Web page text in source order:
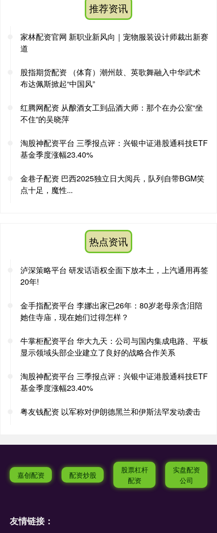
推荐资讯
家林配资官网 新职业新风向｜宠物服装设计师裁出新赛
道
股指期货配资 （体育）潮州鼓、英歌舞融入中华武术
布达佩斯掀起“中国风”
红腾网配资 从酿酒女工到品酒大师：那个在办公室“坐
不住”的吴晓萍
淘股神配资平台 三季报点评：兴银中证港股通科技ETF
基金季度涨幅23.40%
金巷子配资 巴西2025独立日大阅兵，队列自带BGM笑
点十足，魔性...
热点资讯
泸深策略平台 研发话语权全面下放本土，上汽通用再签
20年!
金手指配资平台 李娜出家已26年：80岁老母亲含泪陪
她住寺庙，现在她们过得怎样？
牛掌柜配资平台 华大九天：公司与国内集成电路、平板
显示领域头部企业建立了良好的战略合作关系
淘股神配资平台 三季报点评：兴银中证港股通科技ETF
基金季度涨幅23.40%
粤友钱配资 以军称对伊朗德黑兰和伊斯法罕发动袭击
嘉创配资 配资炒股
股票杠杆
配资
实盘配资
公司
友情链接：